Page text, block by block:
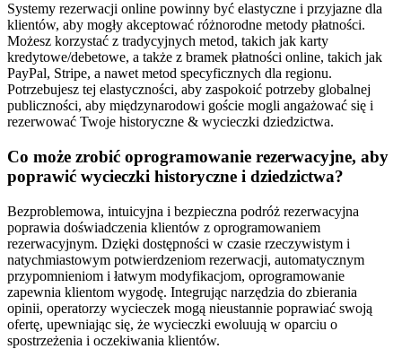
Systemy rezerwacji online powinny być elastyczne i przyjazne dla
klientów, aby mogły akceptować różnorodne metody płatności.
Możesz korzystać z tradycyjnych metod, takich jak karty
kredytowe/debetowe, a także z bramek płatności online, takich jak
PayPal, Stripe, a nawet metod specyficznych dla regionu.
Potrzebujesz tej elastyczności, aby zaspokoić potrzeby globalnej
publiczności, aby międzynarodowi goście mogli angażować się i
rezerwować Twoje historyczne & wycieczki dziedzictwa.
Co może zrobić oprogramowanie rezerwacyjne, aby
poprawić wycieczki historyczne i dziedzictwa?
Bezproblemowa, intuicyjna i bezpieczna podróż rezerwacyjna
poprawia doświadczenia klientów z oprogramowaniem
rezerwacyjnym. Dzięki dostępności w czasie rzeczywistym i
natychmiastowym potwierdzeniom rezerwacji, automatycznym
przypomnieniom i łatwym modyfikacjom, oprogramowanie
zapewnia klientom wygodę. Integrując narzędzia do zbierania
opinii, operatorzy wycieczek mogą nieustannie poprawiać swoją
ofertę, upewniając się, że wycieczki ewoluują w oparciu o
spostrzeżenia i oczekiwania klientów.